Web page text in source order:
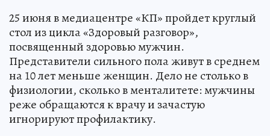
25 июня в медиацентре «КП» пройдет круглый
стол из цикла «Здоровый разговор»,
посвященный здоровью мужчин.
Представители сильного пола живут в среднем
на 10 лет меньше женщин. Дело не столько в
физиологии, сколько в менталитете: мужчины
реже обращаются к врачу и зачастую
игнорируют профилактику.